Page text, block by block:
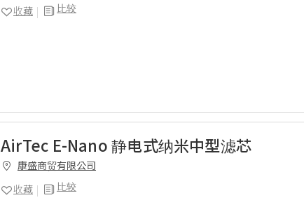
比较
收藏
AirTec E-Nano 静电式纳米中型滤芯
康盛商贸有限公司
比较
收藏